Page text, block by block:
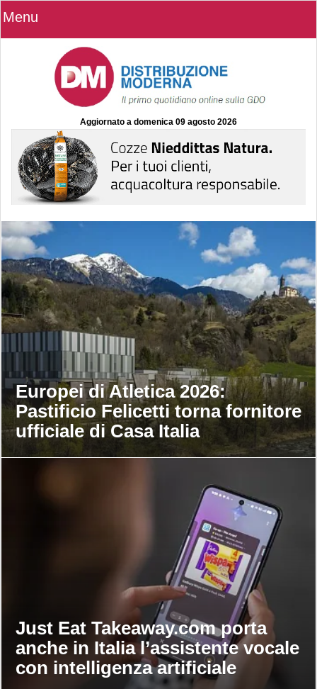
Menu
Aggiornato a domenica 09 agosto 2026
Europei di Atletica 2026:
Pastificio Felicetti torna fornitore
ufficiale di Casa Italia
Just Eat Takeaway.com porta
anche in Italia l’assistente vocale
con intelligenza artificiale